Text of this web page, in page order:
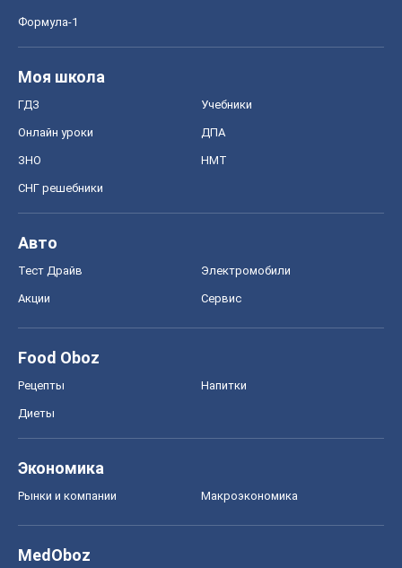
Формула-1
Моя школа
ГДЗ Учебники
Онлайн уроки ДПА
ЗНО НМТ
СНГ решебники
Авто
Тест Драйв Электромобили
Акции Сервис
Food Oboz
Рецепты Напитки
Диеты
Экономика
Рынки и компании Mакроэкономика
MedOboz